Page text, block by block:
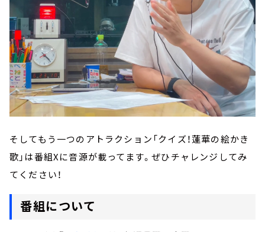
そしてもう一つのアトラクション「クイズ！蓮華の絵かき
歌」は番組Xに音源が載ってます。ぜひチャレンジしてみ
てください！
番組について